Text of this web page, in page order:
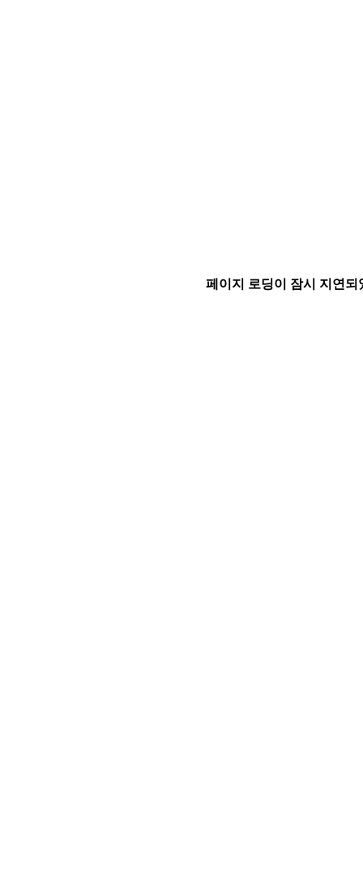
페이지 로딩이 잠시 지연